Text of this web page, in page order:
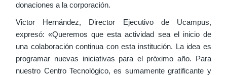
donaciones a la corporación.
Victor Hernández, Director Ejecutivo de Ucampus,
expresó: «Queremos que esta actividad sea el inicio de
una colaboración continua con esta institución. La idea es
programar nuevas iniciativas para el próximo año. Para
nuestro Centro Tecnológico, es sumamente gratificante y